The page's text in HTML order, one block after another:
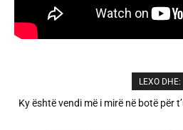
LEXO DHE:
A është prishur miqësia mes Selin